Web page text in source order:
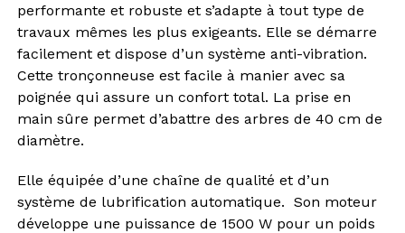
performante et robuste et s’adapte à tout type de
travaux mêmes les plus exigeants. Elle se démarre
facilement et dispose d’un système anti-vibration.
Cette tronçonneuse est facile à manier avec sa
poignée qui assure un confort total. La prise en
main sûre permet d’abattre des arbres de 40 cm de
diamètre.
Elle équipée d’une chaîne de qualité et d’un
système de lubrification automatique. Son moteur
développe une puissance de 1500 W pour un poids